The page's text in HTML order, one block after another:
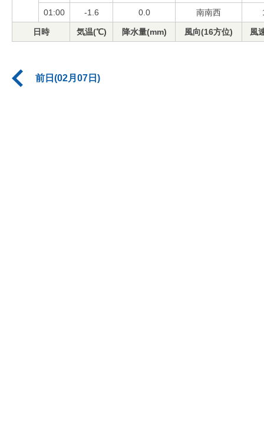
01:00 -1.6 0.0 南南西
日時 気温(℃) 降水量(mm) 風向(16方位) 風
前日(02月07日)